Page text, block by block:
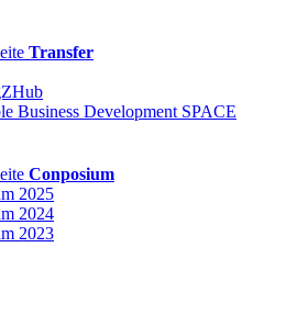
Transfer
Business Development SPACE
Conposium
2025
2024
2023